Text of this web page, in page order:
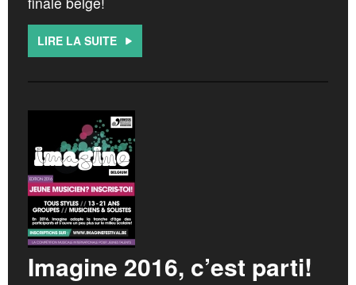
LIRE LA SUITE
Imagine 2016, c’est parti!